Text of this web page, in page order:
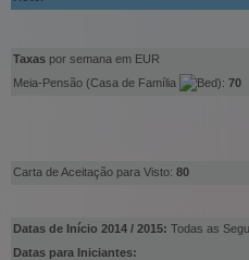
Taxas por semana em EUR
Meia-Pensão (Casa de Família
): 70
Carta de Aceitação para Visto: 80
Datas de Início 2014 / 2015: Todas as
Datas para Iniciantes: